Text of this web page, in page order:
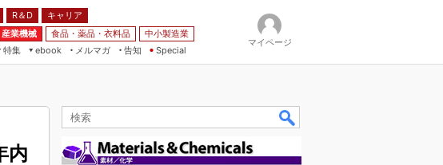
R＆D
キャリア
産業機械 食品・薬品・衣料品
中小製造業
特集
ebook
メルマガ
告知 Special
マイページ
内